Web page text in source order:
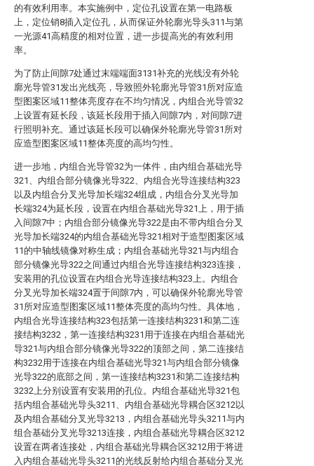
的有效利用率。本实施例中，定位孔设置在第一电路板
上，定位销8插入定位孔，从而保证外轮廓光导头311与第
一光源41高精度的相对位置，进一步提高光的有效利用
率。
为了防止间隙7处通过末端端面3131补充的光线没有外轮
廓光导管31发出光线亮，导致照外轮廓光导管31所对应造
型图案区域11整体亮度存在不均匀情况，内组合光导管32
上设置有延长段，该延长段用于插入间隙7内，对间隙7进
行照明补充。通过该延长段可以确保外轮廓光导管31所对
应造型图案区域11整体亮度的高均匀性。
进一步地，内组合光导管32为一体件，由内组合基础光导
321、内组合部分镜像光导322、内组合光导连接结构323
以及内组合分叉光导加长端324组成，内组合分叉光导加
长端324为延长段，设置在内组合基础光导321上，用于插
入间隙7中；内组合部分镜像光导322是由不带内组合分叉
光导加长端324的内组合基础光导321相对于造型图案区域
11的中轴线镜像对称生成；内组合基础光导321与内组合
部分镜像光导322之间通过内组合光导连接结构323连接，
安装用的孔位设置在内组合光导连接结构323上。内组合
分叉光导加长端324置于间隙7内，可以确保外轮廓光导管
31所对应造型图案区域11整体亮度的高均匀性。具体地，
内组合光导连接结构323包括第一连接结构3231和第二连
接结构3232，第一连接结构3231用于连接在内组合基础光
导321与内组合部分镜像光导322的顶部之间，第二连接结
构3232用于连接在内组合基础光导321与内组合部分镜像
光导322的底部之间，第一连接结构3231和第二连接结构
3232上分别设置有安装用的孔位。内组合基础光导321包
括内组合基础光导头3211、内组合基础光导耦合区3212以
及内组合基础分叉光导3213，内组合基础光导头3211与内
组合基础分叉光导3213连接，内组合基础光导耦合区3212
设置在两者连接处，内组合基础光导耦合区3212用于将进
入内组合基础光导头3211的光线反射给内组合基础分叉光